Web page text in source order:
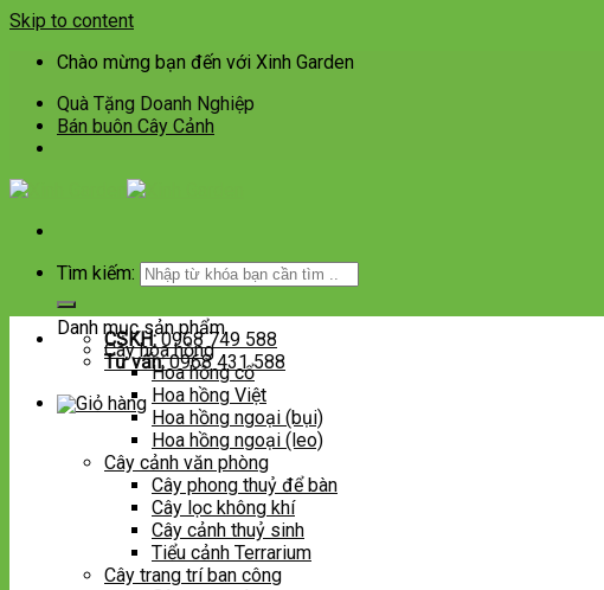
Skip to content
Chào mừng bạn đến với Xinh Garden
Quà Tặng Doanh Nghiệp
Bán buôn Cây Cảnh
Tìm kiếm:
CSKH:0968 749 588
Tư vấn:0968 431 588
Danh mục sản phẩm
Cây hoa hồng
Hoa hồng cổ
Hoa hồng Việt
Hoa hồng ngoại (bụi)
Hoa hồng ngoại (leo)
Cây cảnh văn phòng
Cây phong thuỷ để bàn
Cây lọc không khí
Cây cảnh thuỷ sinh
Tiểu cảnh Terrarium
Cây trang trí ban công